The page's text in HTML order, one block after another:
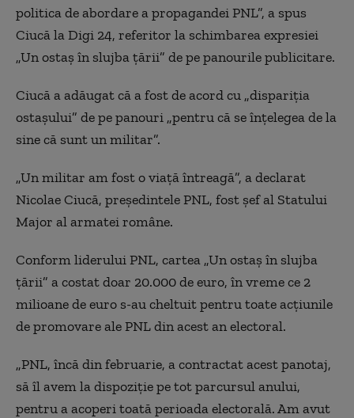
politica de abordare a propagandei PNL”, a spus
Ciucă la Digi 24, referitor la schimbarea expresiei
„Un ostaș în slujba țării” de pe panourile publicitare.
Ciucă a adăugat că a fost de acord cu „dispariția
ostașului” de pe panouri „pentru că se înțelegea de la
sine că sunt un militar”.
„Un militar am fost o viață întreagă”, a declarat
Nicolae Ciucă, președintele PNL, fost șef al Statului
Major al armatei române.
Conform liderului PNL, cartea „Un ostaș în slujba
țării” a costat doar 20.000 de euro, în vreme ce 2
milioane de euro s-au cheltuit pentru toate acțiunile
de promovare ale PNL din acest an electoral.
„PNL, încă din februarie, a contractat acest panotaj,
să îl avem la dispoziție pe tot parcursul anului,
pentru a acoperi toată perioada electorală. Am avut